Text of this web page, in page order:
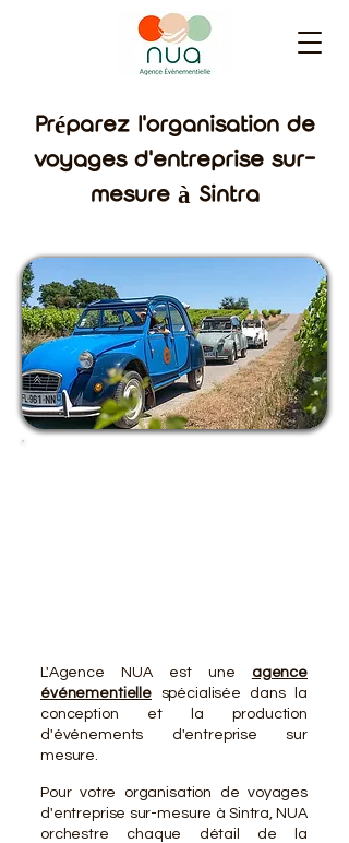
Préparez l'organisation de
voyages d'entreprise sur-
mesure à Sintra
L'Agence NUA est une agence
événementielle
spécialisée dans la
conception et la production
d'événements d'entreprise sur
mesure.
Pour votre organisation de voyages
d'entreprise sur-mesure à Sintra, NUA
orchestre chaque détail de la